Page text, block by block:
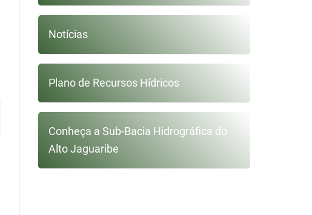
Notícias
Plano de Recursos Hídricos
Conheça a Sub-Bacia Hidrográfica do
Alto Jaguaribe